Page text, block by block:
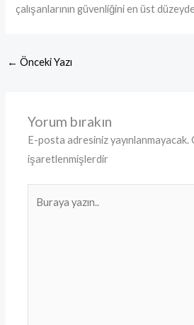
çalışanlarının güvenliğini en üst
← Önceki Yazı
Yorum bırakın
E-posta adresiniz yayınlanmayacak.
işaretlenmişlerdir